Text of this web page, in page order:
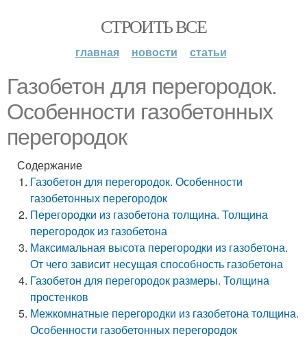
СТРОИТЬ ВСЕ
главная новости статьи
Газобетон для перегородок.
Особенности газобетонных
перегородок
Содержание
Газобетон для перегородок. Особенности
газобетонных перегородок
Перегородки из газобетона толщина. Толщина
перегородок из газобетона
Максимальная высота перегородки из газобетона.
От чего зависит несущая способность газобетона
Газобетон для перегородок размеры. Толщина
простенков
Межкомнатные перегородки из газобетона толщина.
Особенности газобетонных перегородок